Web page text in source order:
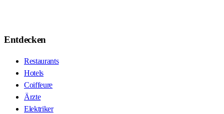
Entdecken
Restaurants
Hotels
Coiffeure
Ärzte
Elektriker